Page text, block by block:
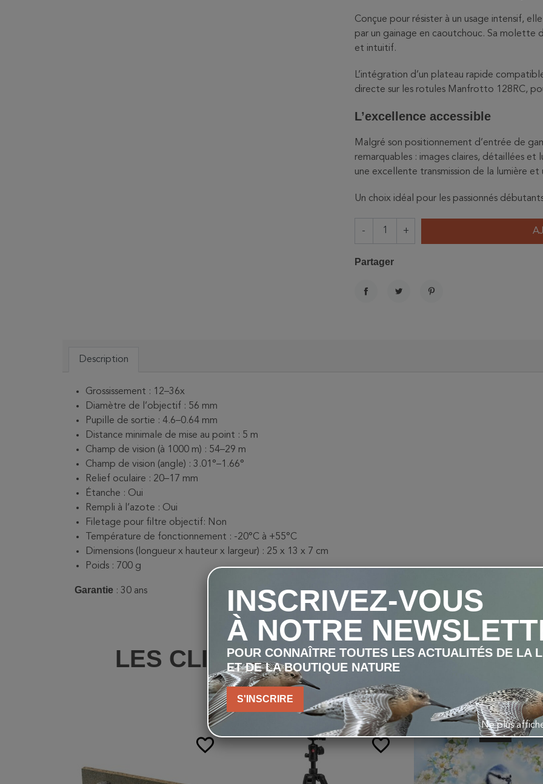
Conçue pour résister à un usage intensif,
par un gainage en caoutchouc. Sa molette
et intuitif.
L’intégration d’un plateau rapide
directe sur les rotules Manfrotto 128RC,
L’excellence accessible
Malgré son positionnement d’entrée de
remarquables : images claires, détaillées
une excellente transmission de la lumière
Un choix idéal pour les passionnés
- +
Partager
Description
Grossissement : 12–36x
Diamètre de l’objectif : 56 mm
Pupille de sortie : 4.6–0.64 mm
Distance minimale de mise au point : 5 m
Champ de vision (à 1000 m) : 54–29 m
Champ de vision (angle) : 3.01°–1.66°
Relief oculaire : 20–17 mm
Étanche : Oui
Rempli à l’azote : Oui
Filetage pour filtre objectif: Non
Température de fonctionnement : -20°C à +55°C
Dimensions (longueur x hauteur x largeur) : 25 x 13 x 7 cm
Poids : 700 g
Garantie : 30 ans
LES CLIENTS QUI ONT ACHETÉ CE
ÉGALEMENT ACHETÉ :
favorite_border favorite_border
-20%
INSCRIVEZ-VOUS
À NOTRE
POUR CONNAÎTRE TOUTES LES ACTUALITÉS DE LA
ET DE LA BOUTIQUE NATURE
S'INSCRIRE
Ne plus